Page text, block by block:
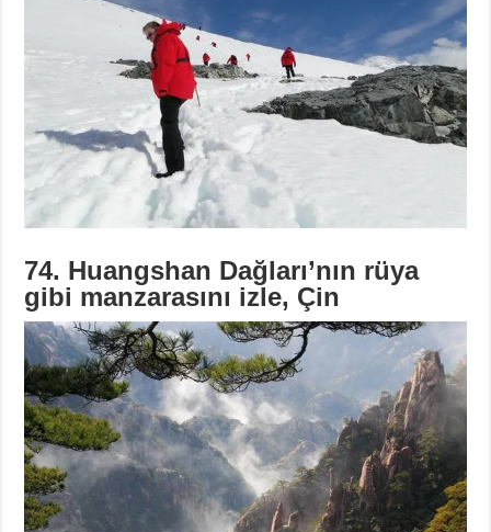
74. Huangshan Dağları’nın rüya
gibi manzarasını izle, Çin